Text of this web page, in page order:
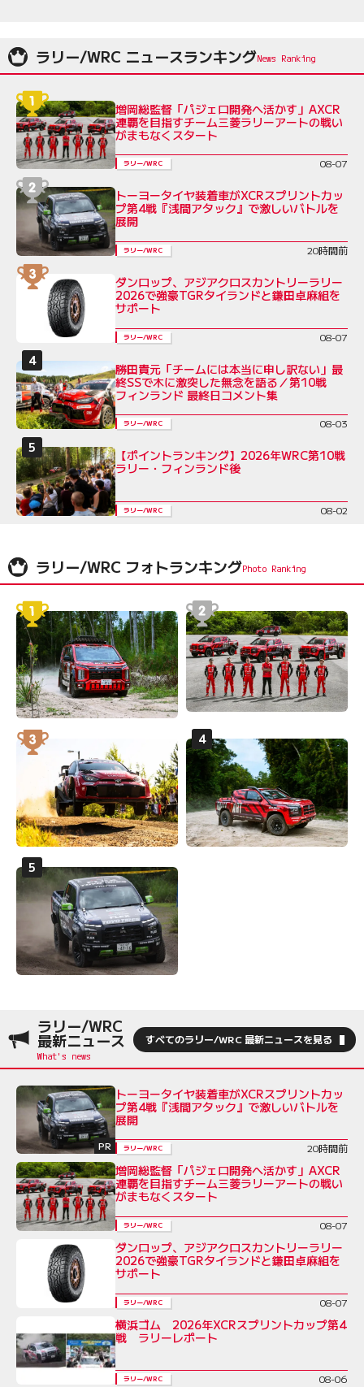
ラリー/WRC ニュースランキング
増岡総監督「パジェロ開発へ活かす」AXCR
連覇を目指すチーム三菱ラリーアートの戦い
がまもなくスタート
ラリー/WRC 08-07
トーヨータイヤ装着車がXCRスプリントカッ
プ第4戦『浅間アタック』で激しいバトルを
展開
ラリー/WRC 20時間前
ダンロップ、アジアクロスカントリーラリー
2026で強豪TGRタイランドと鎌田卓麻組を
サポート
ラリー/WRC 08-07
勝田貴元「チームには本当に申し訳ない」最
終SSで木に激突した無念を語る／第10戦
フィンランド 最終日コメント集
ラリー/WRC 08-03
【ポイントランキング】2026年WRC第10戦
ラリー・フィンランド後
ラリー/WRC 08-02
ラリー/WRC フォトランキング
ラリー/WRC
最新ニュース すべてのラリー/WRC 最新ニュースを見る
PR
トーヨータイヤ装着車がXCRスプリントカッ
プ第4戦『浅間アタック』で激しいバトルを
展開
ラリー/WRC 20時間前
増岡総監督「パジェロ開発へ活かす」AXCR
連覇を目指すチーム三菱ラリーアートの戦い
がまもなくスタート
ラリー/WRC 08-07
ダンロップ、アジアクロスカントリーラリー
2026で強豪TGRタイランドと鎌田卓麻組を
サポート
ラリー/WRC 08-07
横浜ゴム 2026年XCRスプリントカップ第4
戦 ラリーレポート
ラリー/WRC 08-06